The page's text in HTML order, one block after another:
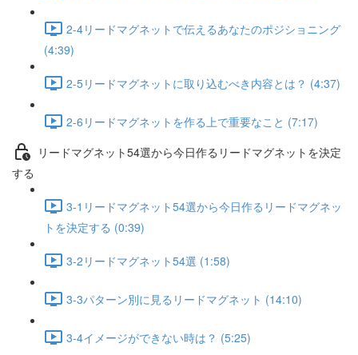
2-4リードマグネットで伝えるあなたのポジショニング
(4:39)
2-5リードマグネットに取り込むべき内容とは？ (4:37)
2-6リードマグネットを作る上で重要なこと (7:17)
リードマグネット54選から今日作るリードマグネットを決定
する
3-1リードマグネット54選から今日作るリードマグネッ
トを決定する (0:39)
3-2リードマグネット54選 (1:58)
3-3パターン別に見るリードマグネット (14:10)
3-4イメージができない時は？ (5:25)